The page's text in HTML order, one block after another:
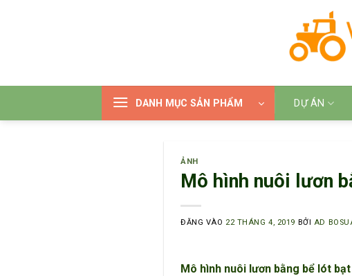
DANH MỤC SẢN PHẨM DỰ ÁN
ẢNH
Mô hình nuôi lươn
ĐĂNG VÀO 22 THÁNG 4, 2019 BỞI AD
Mô hình nuôi lươn bằng bể lót